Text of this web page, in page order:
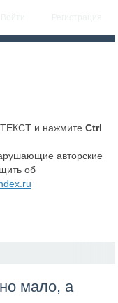
и нажмите Ctrl
авторские
об
мало, а